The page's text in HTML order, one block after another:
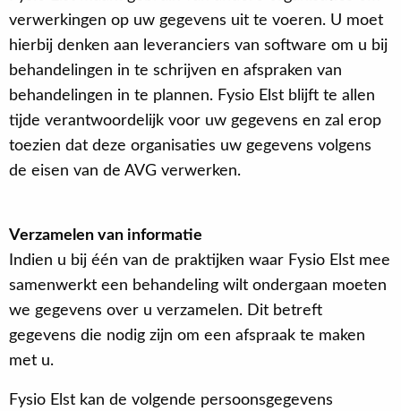
verwerkingen op uw gegevens uit te voeren. U moet
hierbij denken aan leveranciers van software om u bij
behandelingen in te schrijven en afspraken van
behandelingen in te plannen. Fysio Elst blijft te allen
tijde verantwoordelijk voor uw gegevens en zal erop
toezien dat deze organisaties uw gegevens volgens
de eisen van de AVG verwerken.
Verzamelen van informatie
Indien u bij één van de praktijken waar Fysio Elst mee
samenwerkt een behandeling wilt ondergaan moeten
we gegevens over u verzamelen. Dit betreft
gegevens die nodig zijn om een afspraak te maken
met u.
Fysio Elst kan de volgende persoonsgegevens